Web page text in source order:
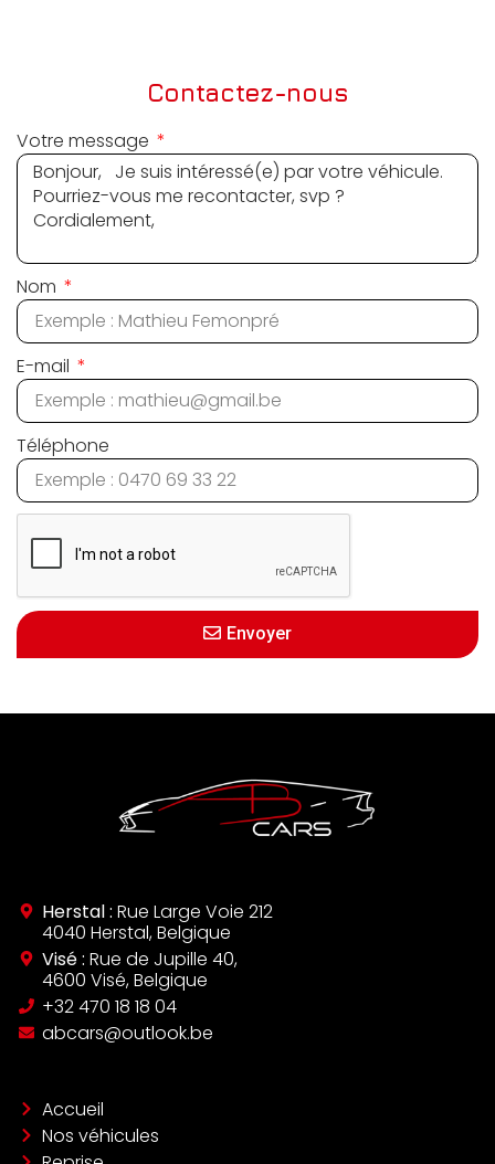
Contactez-nous
Votre message
Nom
E-mail
Téléphone
Envoyer
Herstal : Rue Large Voie 212
4040 Herstal, Belgique
Visé : Rue de Jupille 40,
4600 Visé, Belgique
‪+32 470 18 18 04‬
abcars@outlook.be
Accueil
Nos véhicules